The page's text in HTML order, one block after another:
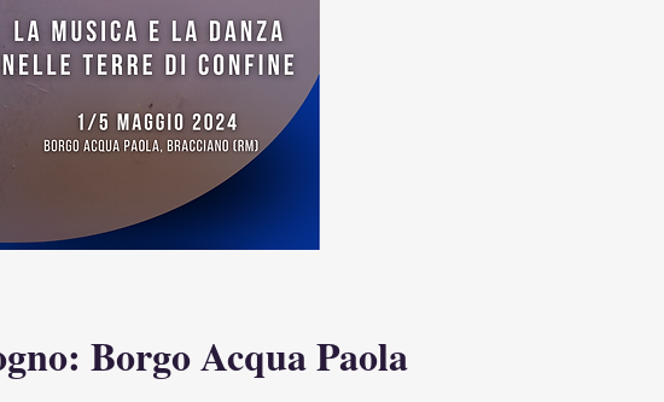
Borgo Acqua Paola